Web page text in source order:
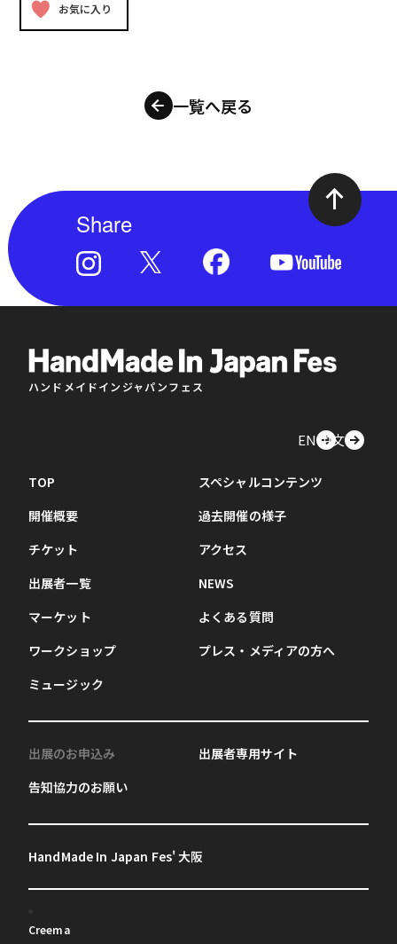
お気に入り
一覧へ戻る
Share
ハンドメイドインジャパンフェス
EN中文
TOP
開催概要
チケット
出展者一覧
マーケット
ワークショップ
ミュージック
スペシャルコンテンツ
過去開催の様子
アクセス
NEWS
よくある質問
プレス・メディアの方へ
出展のお申込み
告知協力のお願い
出展者専用サイト
HandMade In Japan Fes' 大阪
Creema